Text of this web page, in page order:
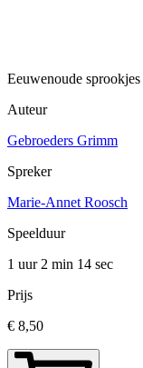
Eeuwenoude sprookjes
Auteur
Gebroeders Grimm
Spreker
Marie-Annet Roosch
Speelduur
1 uur 2 min 14 sec
Prijs
€ 8,50